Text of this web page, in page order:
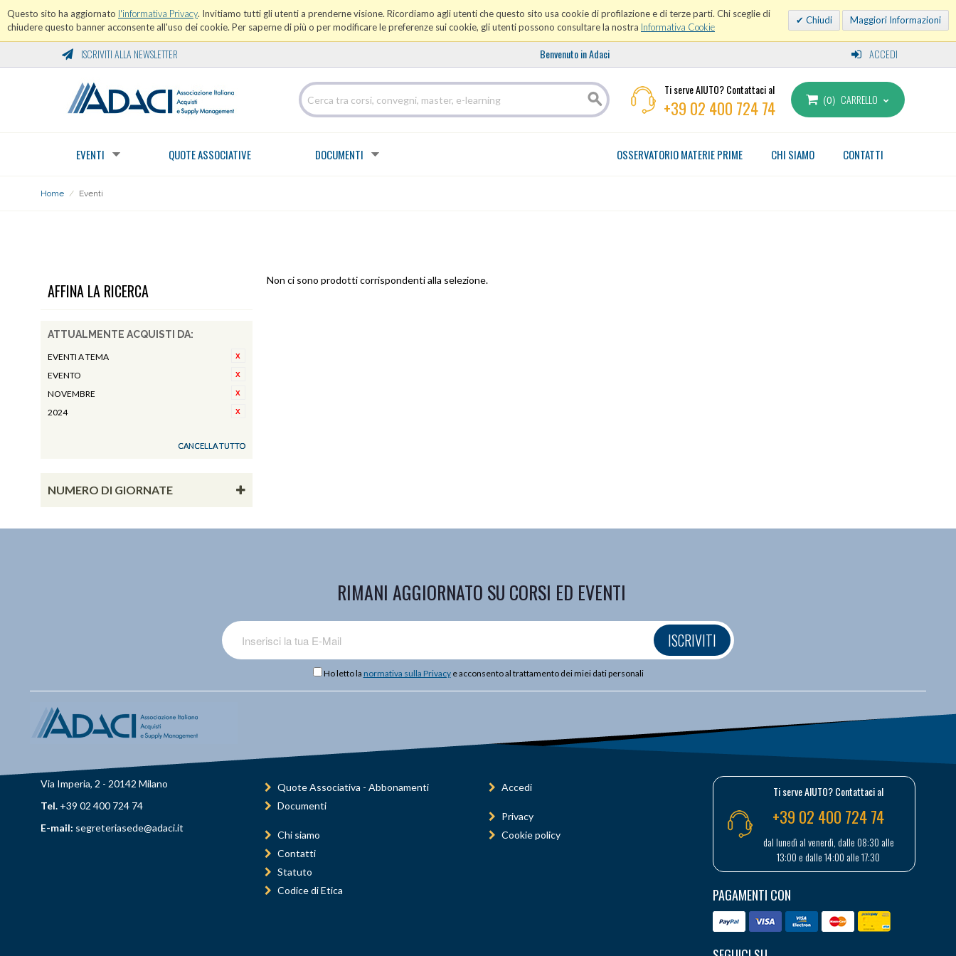
Questo sito ha aggiornato l'informativa Privacy. Invitiamo tutti gli utenti a prenderne visione. Ricordiamo agli utenti che questo sito usa cookie di profilazione e di terze parti. Chi sceglie di
chiudere questo banner acconsente all'uso dei cookie. Per saperne di più o per modificare le preferenze sui cookie, gli utenti possono consultare la nostra Informativa Cookie
Chiudi Maggiori Informazioni
ISCRIVITI ALLA NEWSLETTER Benvenuto in Adaci ACCEDI
Ti serve AIUTO? Contattaci al
+39 02 400 724 74 0 CARRELLO
EVENTI QUOTE ASSOCIATIVE DOCUMENTI CONTATTI
CHI SIAMO
OSSERVATORIO MATERIE PRIME
Home / Eventi
AFFINA LA RICERCA
ATTUALMENTE ACQUISTI DA:
EVENTI A TEMA
EVENTO
NOVEMBRE
2024
CANCELLA TUTTO
NUMERO DI GIORNATE
Non ci sono prodotti corrispondenti alla selezione.
RIMANI AGGIORNATO SU CORSI ED EVENTI
ISCRIVITI
Ho letto la normativa sulla Privacye acconsento al trattamento dei miei dati personali
Via Imperia, 2 - 20142 Milano
Tel. +39 02 400 724 74
E-mail: segreteriasede@adaci.it
Quote Associativa - Abbonamenti
Documenti
Chi siamo
Contatti
Statuto
Codice di Etica
Accedi
Privacy
Cookie policy
Ti serve AIUTO? Contattaci al
+39 02 400 724 74
dal lunedì al venerdì, dalle 08:30 alle
13:00 e dalle 14:00 alle 17:30
PAGAMENTI CON